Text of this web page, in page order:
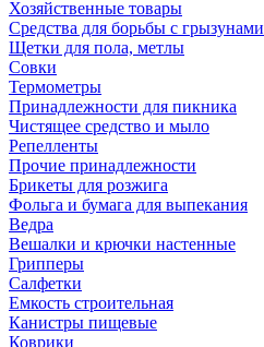
Хозяйственные товары
Средства для борьбы с грызунами
Щетки для пола, метлы
Совки
Термометры
Принадлежности для пикника
Чистящее средство и мыло
Репелленты
Прочие принадлежности
Брикеты для розжига
Фольга и бумага для выпекания
Ведра
Вешалки и крючки настенные
Грипперы
Салфетки
Емкость строительная
Канистры пищевые
Коврики